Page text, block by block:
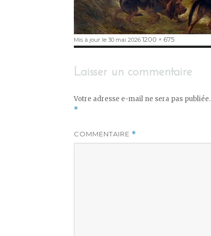
Publié
le
Mis à jour le 30 mai 2026 Taille
réelle
1200 × 675
Laisser un commentaire
Votre adresse e-mail ne sera pas publiée.
*
COMMENTAIRE *